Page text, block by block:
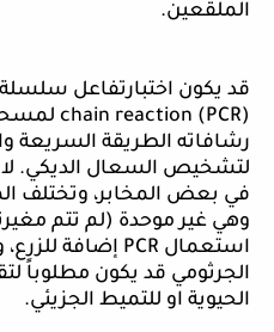
الملقعين.
قد يكون اختبارتفاعل سلسلة
chain reaction (PCR)
رشافاته الطريقة السريعة
لتشخيص السعال الديكي. لا
في بعض المخابر، وتختلف
وهي غير موحدة (لم تتم
استعمال PCR إضافة للزرع،
الجرثومي قد يكون مطلوباً
الحيوية او للتميط الجزيئي.